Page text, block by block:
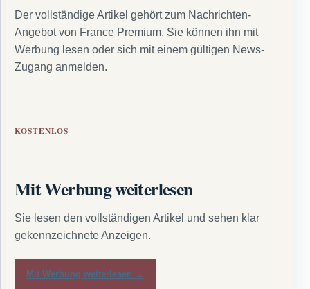
Der vollständige Artikel gehört zum Nachrichten-
Angebot von France Premium. Sie können ihn mit
Werbung lesen oder sich mit einem gültigen News-
Zugang anmelden.
KOSTENLOS
Mit Werbung weiterlesen
Sie lesen den vollständigen Artikel und sehen klar
gekennzeichnete Anzeigen.
Mit Werbung weiterlesen →